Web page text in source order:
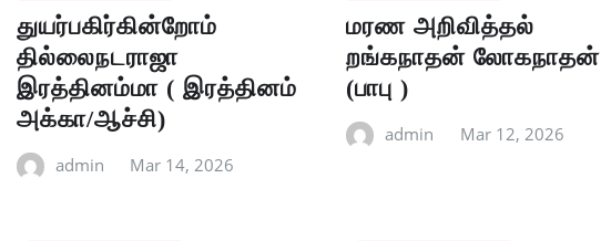
துயர்பகிர்கின்றோம்
தில்லைநடராஜா
இரத்தினம்மா ( இரத்தினம்
அக்கா/ஆச்சி)
admin Mar 14, 2026
மரண அறிவித்தல்
றங்கநாதன் லோகநாதன்
(பாபு )
admin Mar 12, 2026